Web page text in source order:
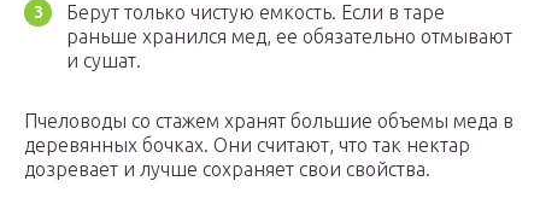
Берут только чистую емкость. Если в таре
раньше хранился мед, ее обязательно отмывают
и сушат.
Пчеловоды со стажем хранят большие объемы меда в
деревянных бочках. Они считают, что так нектар
дозревает и лучше сохраняет свои свойства.